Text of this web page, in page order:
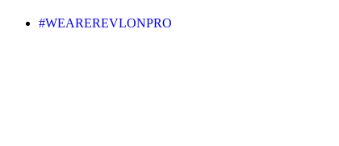
#WEAREREVLONPRO